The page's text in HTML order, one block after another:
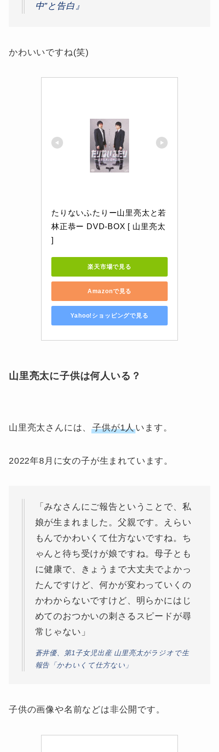
中”と告白』
かわいいですね(笑)
たりないふたりー山里亮太と若
林正恭ー DVD-BOX [ 山里亮太
]
楽天市場で見る
Amazonで見る
Yahoo!ショッピングで見る
山里亮太に子供は何人いる？
山里亮太さんには、子供が1人います。
2022年8月に女の子が生まれています。
「みなさんにご報告ということで、私
娘が生まれました。父親です。えらい
もんでかわいくて仕方ないですね。ち
ゃんと待ち受けが娘ですね。母子とも
に健康で、きょうまで大丈夫でよかっ
たんですけど、何かが変わっていくの
かわからないですけど、明らかにはじ
めてのおつかいの刺さるスピードが尋
常じゃない」
蒼井優、第1子女児出産 山里亮太がラジオで生
報告「かわいくて仕方ない」
子供の画像や名前などは非公開です。